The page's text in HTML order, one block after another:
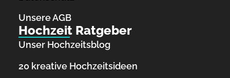
Unsere AGB
Hochzeit Ratgeber
Unser Hochzeitsblog
20 kreative Hochzeitsideen